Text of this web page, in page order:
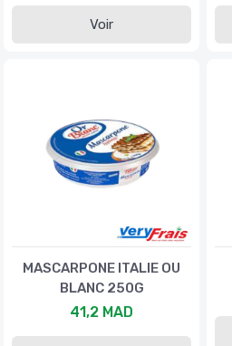
Voir
MASCARPONE ITALIE OU
BLANC 250G
41,2 MAD